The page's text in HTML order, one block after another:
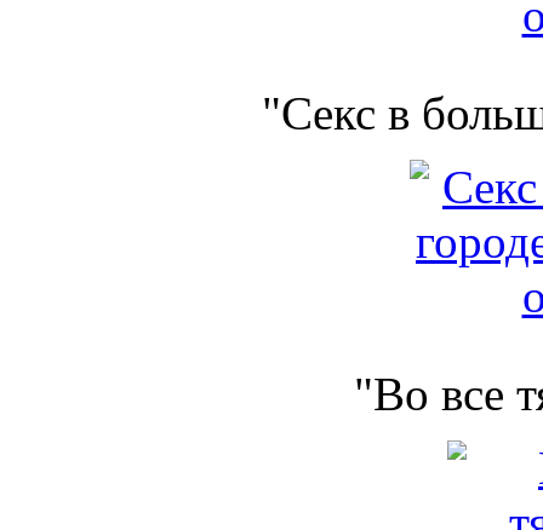
"Секс в
"Во все